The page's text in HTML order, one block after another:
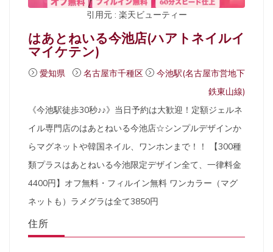
引用元 : 楽天ビューティー
はあとねいる今池店(ハアトネイルイ
マイケテン)
愛知県 名古屋市千種区
今池駅(名古屋市営地下
鉄東山線)
《今池駅徒歩30秒♪♪》当日予約は大歓迎！定額ジェルネ
イル専門店のはあとねいる今池店☆シンプルデザインか
らマグネットや韓国ネイル、ワンホンまで！！ 【300種
類プラスはあとねいる今池限定デザイン全て、一律料金
4400円】オフ無料・フィルイン無料 ワンカラー（マグ
ネットも）ラメグラは全て3850円
住所